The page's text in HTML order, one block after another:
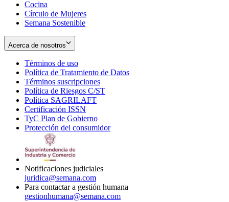
Cocina
Círculo de Mujeres
Semana Sostenible
Acerca de nosotros
Términos de uso
in
new
window
Política de Tratamiento de Datos
Términos suscripciones
in
Política de Riesgos C/ST
Política SAGRILAFT
new
window
Certificación ISSN
in
new
TyC Plan de Gobierno
in
Protección del consumidorOpens
Notificaciones judiciales
juridica@semana.com
Para contactar a gestión humana
gestionhumana@semana.com